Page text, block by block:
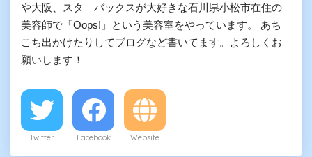
や大阪、スタ―バックスが大好きな石川県小松市在住の
美容師で「Oops!」という美容室をやっています。 あち
こち出かけたりしてブログなど書いてます。よろしくお
願いします！
Twitter Facebook Website